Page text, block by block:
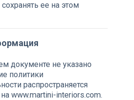
ее на этом
документе не указано
политики
распространяется
www.martini-interiors.com.